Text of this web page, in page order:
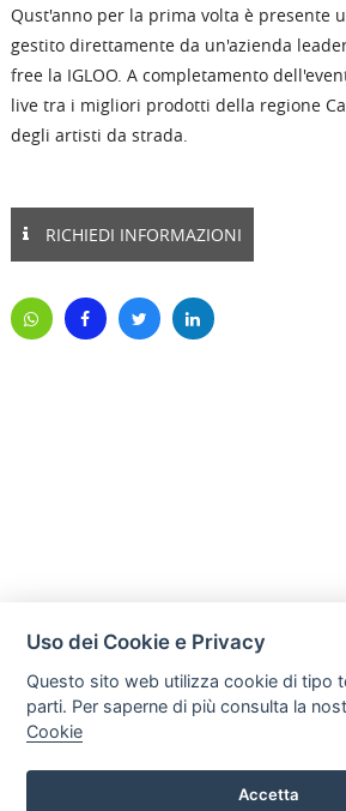
Qust'anno per la prima volta è presente
gestito direttamente da un'azienda
free la IGLOO. A completamento
live tra i migliori prodotti della regione
degli artisti da strada.
RICHIEDI INFORMAZIONI
Mobili Di Palma
Via di Ogliara 89, 84135, Salerno
Uso dei Cookie e Privacy
Questo sito web utilizza cookie di tipo
parti. Per saperne di più consulta la
Cookie
Accetta